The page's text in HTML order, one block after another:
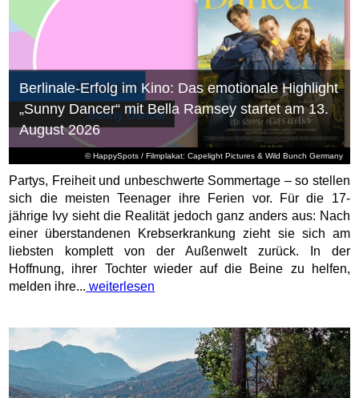
© HappySpots / Filmplakat: Capelight Pictures & Wild Bunch Germany
Berlinale-Erfolg im Kino: Das emotionale Highlight
„Sunny Dancer“ mit Bella Ramsey startet am 13.
August 2026
Partys, Freiheit und unbeschwerte Sommertage – so stellen
sich die meisten Teenager ihre Ferien vor. Für die 17-
jährige Ivy sieht die Realität jedoch ganz anders aus: Nach
einer überstandenen Krebserkrankung zieht sie sich am
liebsten komplett von der Außenwelt zurück. In der
Hoffnung, ihrer Tochter wieder auf die Beine zu helfen,
melden ihre... weiterlesen